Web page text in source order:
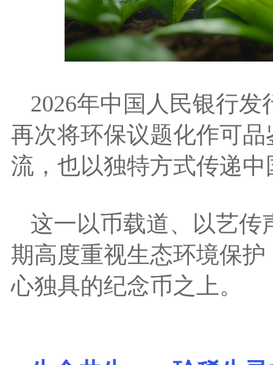
2026年中国人民银行
再次将环保议题化作可
流，也以独特方式传递
这一以币载道、以艺传
期高度重视生态环境保
心独具的纪念币之上。